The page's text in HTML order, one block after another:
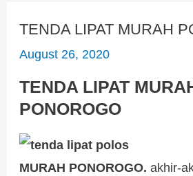
TENDA LIPAT MURAH
August 26, 2020
TENDA LIPAT
PONOROGO
MURAH PONOROGO.akhir-